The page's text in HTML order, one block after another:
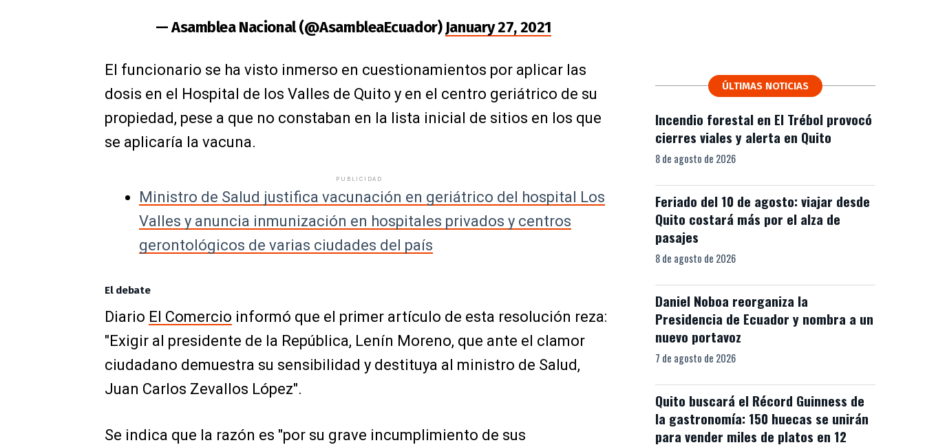
— Asamblea Nacional (@AsambleaEcuador)January 27, 2021
El funcionario se ha visto inmerso en cuestionamientos por aplicar las
dosis en el Hospital de los Valles de Quito y en el centro geriátrico de su
propiedad, pese a que no constaban en la lista inicial de sitios en los que
se aplicaría la vacuna.
PUBLICIDAD
Ministro de Salud justifica vacunación en geriátrico del hospital Los
Valles y anuncia inmunización en hospitales privados y centros
gerontológicos de varias ciudades del país
El debate
Diario El Comercio informó que el primer artículo de esta resolución reza:
"Exigir al presidente de la República, Lenín Moreno, que ante el clamor
ciudadano demuestra su sensibilidad y destituya al ministro de Salud,
Juan Carlos Zevallos López".
Se indica que la razón es "por su grave incumplimiento de sus
ÚLTIMAS NOTICIAS
Incendio forestal en El Trébol provocó
cierres viales y alerta en Quito
8 de agosto de 2026
Feriado del 10 de agosto: viajar desde
Quito costará más por el alza de
pasajes
8 de agosto de 2026
Daniel Noboa reorganiza la
Presidencia de Ecuador y nombra a un
nuevo portavoz
7 de agosto de 2026
Quito buscará el Récord Guinness de
la gastronomía: 150 huecas se unirán
para vender miles de platos en 12